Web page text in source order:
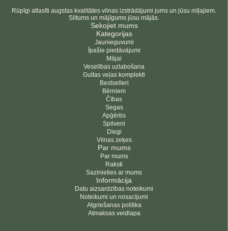
Rūpīgi atlasīti augstas kvalitātes vilnas izstrādājumi jums un jūsu mīļajiem.
Siltums un mājīgums jūsu mājās.
Sekojiet mums
Kategorijas
Jaunieguvumi
Īpašie piedāvājumi
Mājai
Veselības uzlabošana
Gultas veļas komplekti
Bestselleri
Bērniem
Čības
Segas
Apģērbs
Spilveni
Diegi
Vilnas zeķes
Par mums
Par mums
Raksti
Sazinieties ar mums
Informācija
Datu aizsardzības noteikumi
Noteikumi un nosacījumi
Atgriešanas politika
Atmaksas veidlapa